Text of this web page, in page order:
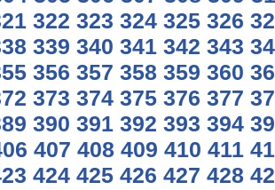
322 323 324 325 326
339 340 341 342 343
356 357 358 359 360
373 374 375 376 377
390 391 392 393 394
407 408 409 410 411
424 425 426 427 428